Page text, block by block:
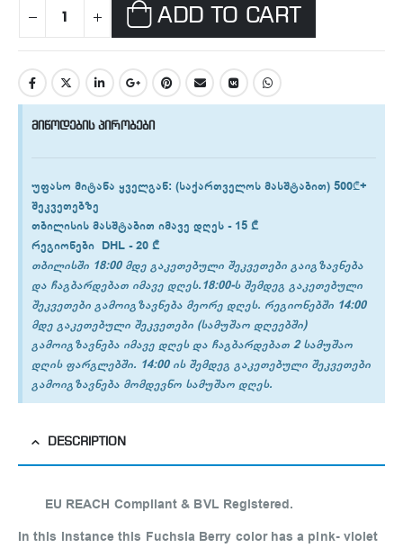
ADD TO CART
მიწოდების პირობები
უფასო მიტანა ყველგან: (საქართველოს მასშტაბით) 500₾+
შეკვეთებზე
თბილისის მასშტაბით იმავე დღეს -15 ₾
რეგიონები DHL -20 ₾
თბილისში 18:00 მდე გაკეთებული შეკვეთები გაიგზავნება
და ჩაგბარდებათ იმავე დღეს.18:00-ს შემდეგ გაკეთებული
შეკვეთები გამოიგზავნება მეორე დღეს. რეგიონებში 14:00
მდე გაკეთებული შეკვეთები (სამუშაო დღეებში)
გამოიგზავნება იმავე დღეს და ჩაგბარდებათ 2 სამუშაო
დღის ფარგლებში. 14:00 ის შემდეგ გაკეთებული შეკვეთები
გამოიგზავნება მომდევნო სამუშაო დღეს.
DESCRIPTION
EU REACH Compliant & BVL Registered.
In this instance this Fuchsia Berry color has a pink- violet